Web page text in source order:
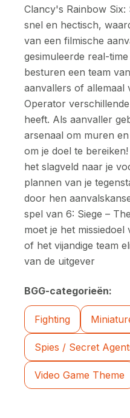
Clancy's Rainbow Six:
snel en hectisch,
van een filmische
gesimuleerde real-
besturen een team
aanvallers of allemaal
Operator
heeft. Als aanvaller
arsenaal om muren
om je doel te
het slagveld naar je
plannen van je
door hen
spel van 6: Siege –
moet je het
of het vijandige team
van de uitgever
BGG-categorieën:
Fighting
Spies / Secret
Video Game Theme